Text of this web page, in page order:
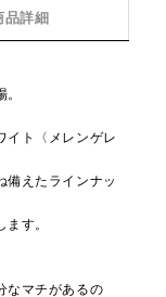
品詳細
イト〈メレンゲレ
備えたラインナッ
す。
なマチがあるの